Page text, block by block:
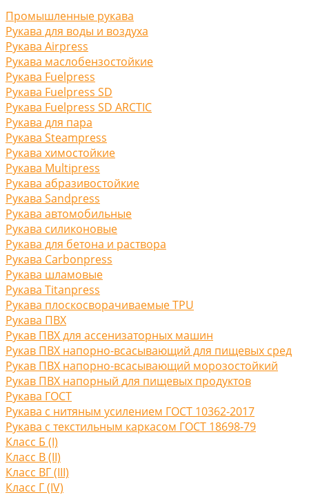
Промышленные рукава
Рукава для воды и воздуха
Рукава Airpress
Рукава маслобензостойкие
Рукава Fuelpress
Рукава Fuelpress SD
Рукава Fuelpress SD ARCTIC
Рукава для пара
Рукава Steampress
Рукава химостойкие
Рукава Multipress
Рукава абразивостойкие
Рукава Sandpress
Рукава автомобильные
Рукава силиконовые
Рукава для бетона и раствора
Рукава Carbonpress
Рукава шламовые
Рукава Titanpress
Рукава плоскосворачиваемые TPU
Рукава ПВХ
Рукав ПВХ для ассенизаторных машин
Рукав ПВХ напорно-всасывающий для пищевых сред
Рукав ПВХ напорно-всасывающий морозостойкий
Рукав ПВХ напорный для пищевых продуктов
Рукава ГОСТ
Рукава с нитяным усилением ГОСТ 10362-2017
Рукава с текстильным каркасом ГОСТ 18698-79
Класс Б (I)
Класс В (II)
Класс ВГ (III)
Класс Г (IV)